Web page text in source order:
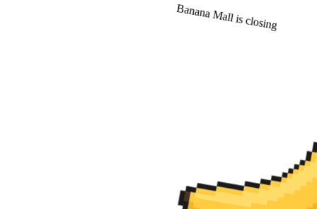
Banana Mall is closing